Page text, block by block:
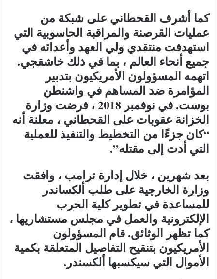
كما أشرف القحطاني على شبكة من
عمليات القرصنة والمراقبة الحاسوبية التي
استهدفت منتقدي ولي العهد وأعدائه في
جميع أنحاء العالم ، بما في ذلك خاشقجي.
اتهمه المسؤولون الأمريكيون بتدبير
المؤامرة ضد المساهم في واشنطن
بوست. في نوفمبر 2018 ، فرضت وزارة
الخزانة عقوبات على القحطاني ، معلنة أنه
“كان جزءًا من التخطيط والتنفيذ للعملية
التي أدت إلى مقتله”.
بعد شهرين ، خلال إدارة ترامب ، وافقت
وزارة الخارجية على طلب ألكساندر
للمساعدة في تطوير كلية الحرب
الإلكترونية والعمل في مجلس مستشاريها ،
كما تظهر الوثائق. قام المسؤولون
الأمريكيون بتنقيح التفاصيل المتعلقة بكمية
الأموال التي سيكسبها ألكسندر.